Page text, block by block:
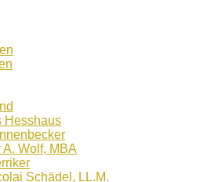
Hesshaus
Wolf, MBA
Schädel, LL.M.